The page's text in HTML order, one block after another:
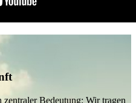
Bedeutung: Wir tragen